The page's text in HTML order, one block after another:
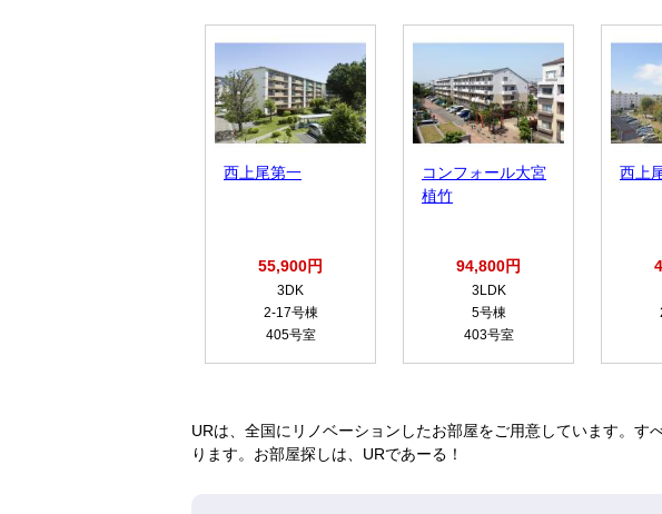
西上尾第一
55,900円
3DK
2-17号棟
405号室
コンフォール大宮
植竹
94,800円
3LDK
5号棟
403号室
西上
URは、全国にリノベーションしたお部屋をご用意しています。
ります。お部屋探しは、URであーる！